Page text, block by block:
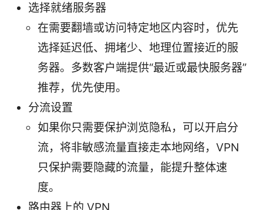
选择就绪服务器
在需要翻墙或访问特定地区内容时，优先
选择延迟低、拥堵少、地理位置接近的服
务器。多数客户端提供“最近或最快服务器”
推荐，优先使用。
分流设置
如果你只需要保护浏览隐私，可以开启分
流，将非敏感流量直接走本地网络，VPN
只保护需要隐藏的流量，能提升整体速
度。
路由器上的 VPN